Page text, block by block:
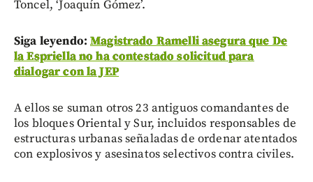
Toncel, ‘Joaquín Gómez’.
Siga leyendo:Magistrado Ramelli asegura que De
la Espriella no ha contestado solicitud para
dialogar con la JEP
A ellos se suman otros 23 antiguos comandantes de
los bloques Oriental y Sur, incluidos responsables de
estructuras urbanas señaladas de ordenar atentados
con explosivos y asesinatos selectivos contra civiles.